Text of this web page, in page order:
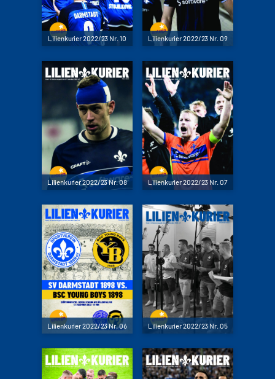
Lilienkurier 2022/23 Nr. 10 Lilienkurier 2022/23 Nr. 09
Lilienkurier 2022/23 Nr. 08 Lilienkurier 2022/23 Nr. 07
Lilienkurier 2022/23 Nr. 06 Lilienkurier 2022/23 Nr. 05